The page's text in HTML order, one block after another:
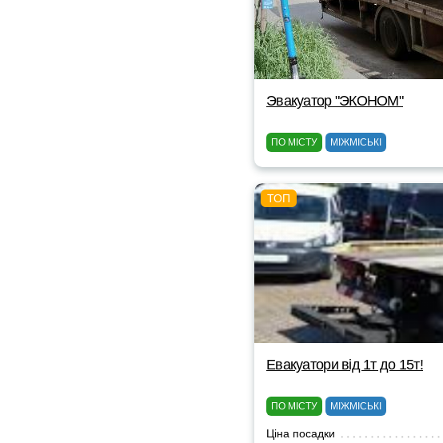
Эвакуатор "ЭКОНОМ"
ПО МІСТУ МІЖМІСЬКІ
Евакуатори від 1т до 15т!
ПО МІСТУ МІЖМІСЬКІ
Ціна посадки